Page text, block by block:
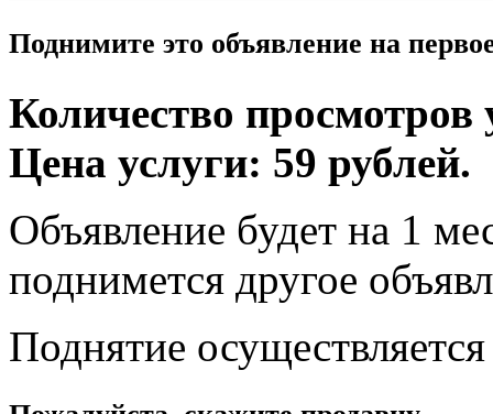
Поднимите это объявление на
Количество просмотров
Цена услуги: 59 рублей.
Объявление будет на 1
поднимется другое
Поднятие